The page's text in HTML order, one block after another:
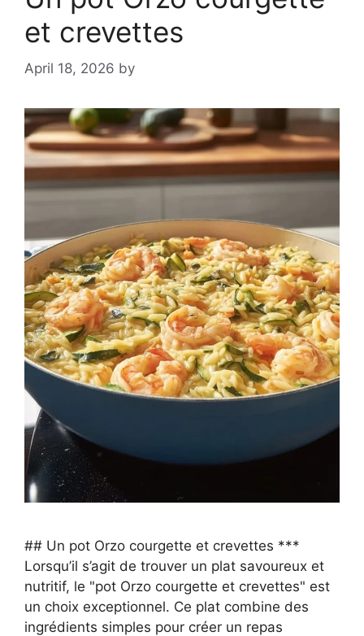
et crevettes
April 18, 2026 by
## Un pot Orzo courgette et crevettes ***
Lorsqu’il s’agit de trouver un plat savoureux et
nutritif, le "pot Orzo courgette et crevettes" est
un choix exceptionnel. Ce plat combine des
ingrédients simples pour créer un repas